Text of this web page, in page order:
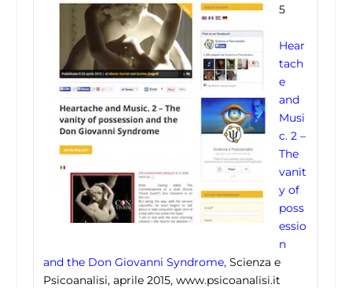
5
Hear
tach
e
and
Musi
c. 2 –
The
vanit
y of
poss
essio
n
and the Don Giovanni Syndrome, Scienza e
Psicoanalisi, aprile 2015, www.psicoanalisi.it